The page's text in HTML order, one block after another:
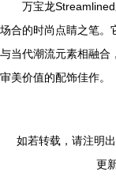
万宝龙
场合的时尚点睛之笔。
与当代潮流元素相融合
审美价值的配饰佳作。
如若转载，请注明
更